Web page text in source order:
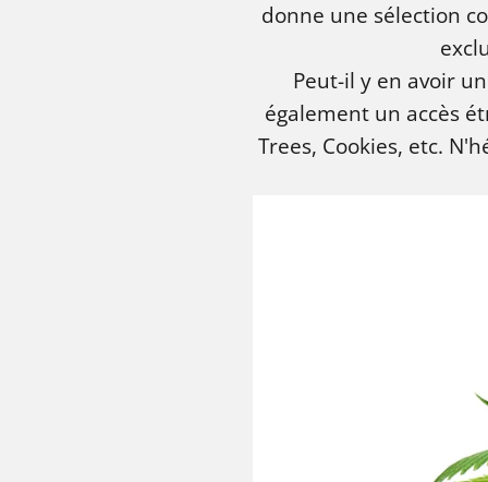
donne une sélection
Peut-il y en avoir
également un accès
Trees, Cookies, etc.